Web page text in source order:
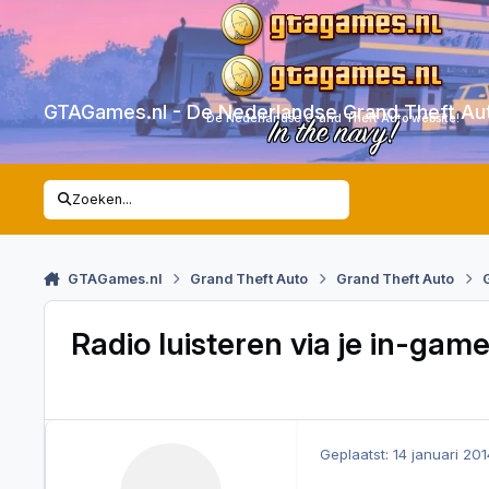
GTAGames.nl - De Nederlandse Grand Theft
De Nederlandse Grand Theft Auto website!
In the navy!
Zoeken...
GTAGames.nl Grand Theft Auto Grand Theft Auto
Radio luisteren via je in-
Geplaatst: 14 januari